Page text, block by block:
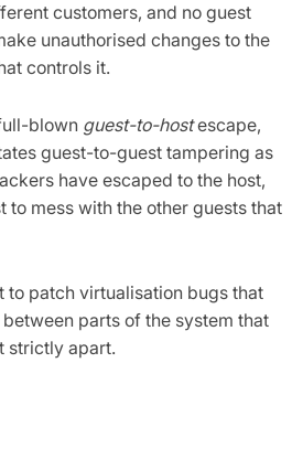
customers, and no guest
unauthorised changes to the
controls it.
blown guest-to-hostescape,
guest-to-guest tampering as
have escaped to the host,
to mess with the other guests that
to patch virtualisation bugs that
parts of the system that
strictly apart.